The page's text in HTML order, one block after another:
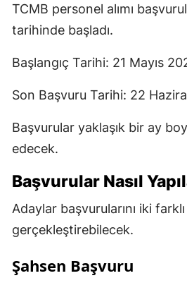
TCMB personel alımı
tarihinde başladı.
Başlangıç Tarihi: 21 Mayıs
Son Başvuru Tarihi: 22
Başvurular yaklaşık bir ay
edecek.
Başvurular Nasıl
Adaylar başvurularını iki
gerçekleştirebilecek.
Şahsen Başvuru